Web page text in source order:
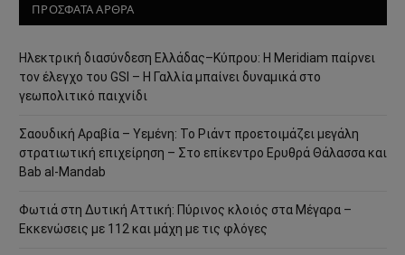
ΠΡΟΣΦΑΤΑ ΑΡΘΡΑ
Ηλεκτρική διασύνδεση Ελλάδας–Κύπρου: Η Meridiam παίρνει
τον έλεγχο του GSI – Η Γαλλία μπαίνει δυναμικά στο
γεωπολιτικό παιχνίδι
Σαουδική Αραβία – Υεμένη: Το Ριάντ προετοιμάζει μεγάλη
στρατιωτική επιχείρηση – Στο επίκεντρο Ερυθρά Θάλασσα και
Bab al-Mandab
Φωτιά στη Δυτική Αττική: Πύρινος κλοιός στα Μέγαρα –
Εκκενώσεις με 112 και μάχη με τις φλόγες